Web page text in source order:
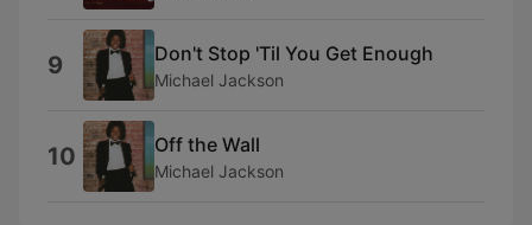
9 Don't Stop 'Til You Get Enough
Michael Jackson
10 Off the Wall
Michael Jackson